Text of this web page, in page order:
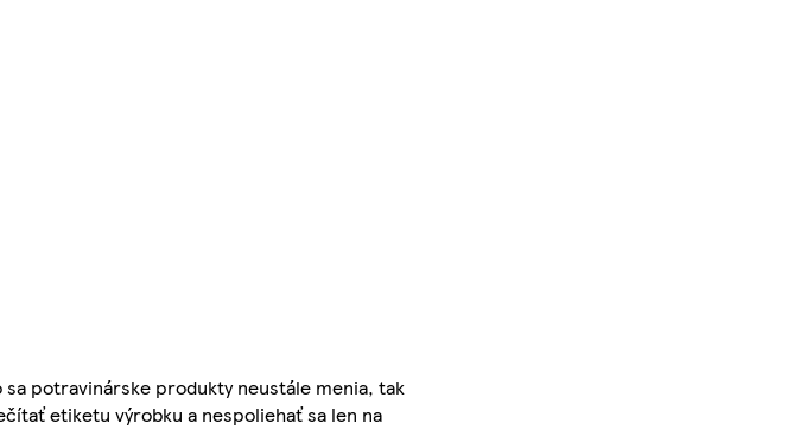
potravinárske produkty neustále menia, tak
etiketu výrobku a nespoliehať sa len na